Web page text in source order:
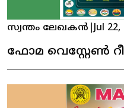
സ്വന്തം ലേഖകൻ |Jul 22,
ഫോമ വെസ്റ്റേൺ